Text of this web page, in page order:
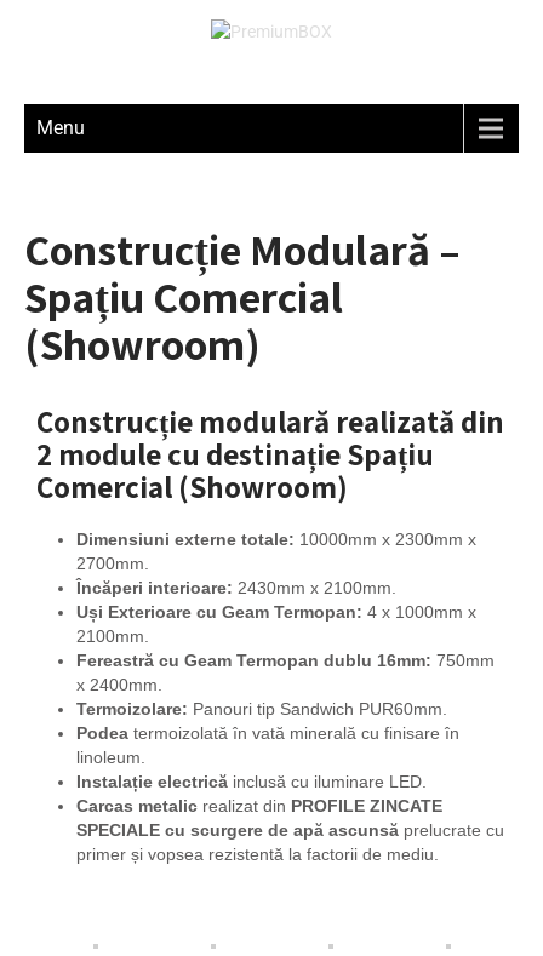
Menu
Construcție Modulară –
Spațiu Comercial
(Showroom)
Construcție modulară realizată din
2 module cu destinație Spațiu
Comercial (Showroom)
Dimensiuni externe totale: 10000mm x 2300mm x
2700mm.
Încăperi interioare: 2430mm x 2100mm.
Uși Exterioare cu Geam Termopan: 4 x 1000mm x
2100mm.
Fereastră cu Geam Termopan dublu 16mm: 750mm
x 2400mm.
Termoizolare: Panouri tip Sandwich PUR60mm.
Podeatermoizolată în vată minerală cu finisare în
linoleum.
Instalație electricăinclusă cu iluminare LED.
Carcas metalicrealizat din PROFILE ZINCATE
SPECIALE cu scurgere de apă ascunsăprelucrate cu
primer și vopsea rezistentă la factorii de mediu.